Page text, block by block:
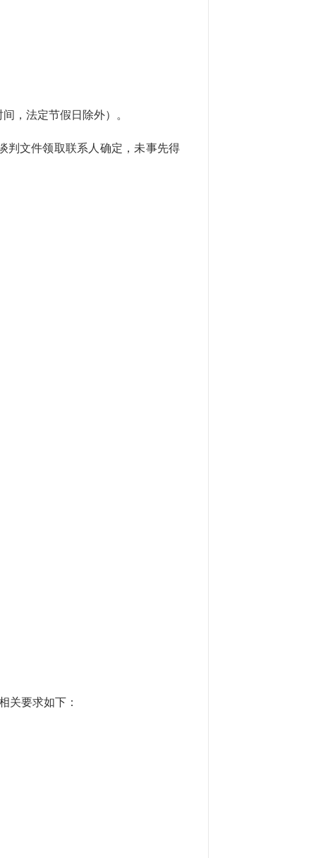
，法定节假日除外）。
判文件领取联系人确定，未事先得
关要求如下：